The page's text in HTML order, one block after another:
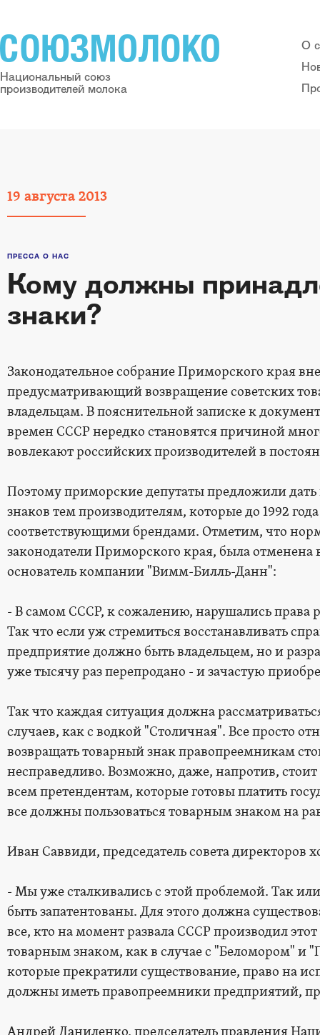
Национальный союз
производителей молока
О
19 августа2013
ПРЕССА О НАС
Кому должны
знаки?
Законодательное собрание Приморского края
предусматривающий возвращение советских
владельцам. В пояснительной записке к
времен СССР нередко становятся причиной
вовлекают российских производителей в
Поэтому приморские депутаты предложили дать
знаков тем производителям, которые до 1992
соответствующими брендами. Отметим, что
законодатели Приморского края, была
основатель компании "Вимм-Билль-Данн":
- В самом СССР, к сожалению, нарушались права
Так что если уж стремиться восстанавливать
предприятие должно быть владельцем, но и
уже тысячу раз перепродано - и зачастую
Так что каждая ситуация должна
случаев, как с водкой "Столичная". Все просто
возвращать товарный знак правопреемникам
несправедливо. Возможно, даже, напротив,
всем претендентам, которые готовы платить
все должны пользоваться товарным знаком на
Иван Саввиди, председатель совета директоров
- Мы уже сталкивались с этой проблемой. Так
быть запатентованы. Для этого должна
все, кто на момент развала СCCР производил
товарным знаком, как в случае с "Беломором" и
которые прекратили существование, право на
должны иметь правопреемники предприятий,